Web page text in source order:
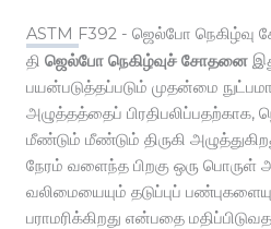
ASTM F392 - ஜெல்போ
தி ஜெல்போ நெகிழ்வுச் சோதனை
பயன்படுத்தப்படும் முதன்மை
அழுத்தத்தைப்
மீண்டும் மீண்டும் திருகி
நேரம் வளைந்த பிறகு ஒரு பொருள்
வலிமையையும் தடுப்புப்
பராமரிக்கிறது என்பதை